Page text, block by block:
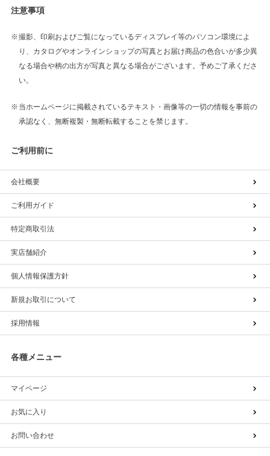
注意事項
撮影、印刷およびご覧になっているディスプレイ等のパソコン環境によ
り、カタログやオンラインショップの写真とお届け商品の色合いが多少異
なる場合や柄の出方が写真と異なる場合がございます。予めご了承くださ
い。
当ホームページに掲載されているテキスト・画像等の一切の情報を事前の
承認なく、無断複製・無断転載することを禁じます。
ご利用前に
会社概要
ご利用ガイド
特定商取引法
実店舗紹介
個人情報保護方針
新規お取引について
採用情報
各種メニュー
マイページ
お気に入り
お問い合わせ